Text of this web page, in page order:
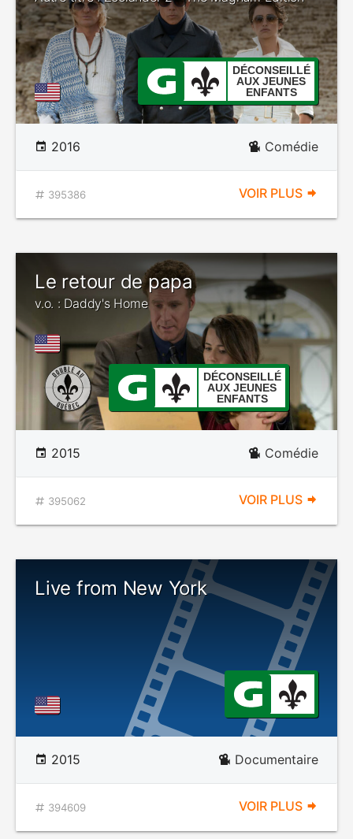
DÉCONSEILLÉ
AUX JEUNES
ENFANTS
2016 Comédie
395386 VOIR PLUS
Le retour de papa
v.o. : Daddy's Home
DÉCONSEILLÉ
AUX JEUNES
ENFANTS
2015 Comédie
395062 VOIR PLUS
Live from New York
2015 Documentaire
394609 VOIR PLUS